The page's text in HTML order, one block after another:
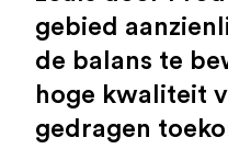
gebied
de balans te
hoge kwaliteit
gedragen